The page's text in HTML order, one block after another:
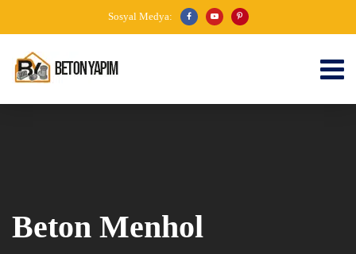
Sosyal Medya:
Beton Menhol